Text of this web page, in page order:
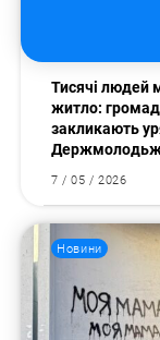
Тисячі людей
житло:
закликають
7 / 05 / 2026
Новини